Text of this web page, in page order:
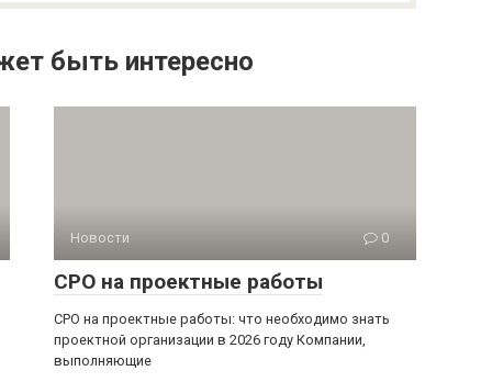
быть интересно
Новости 0
СРО на проектные работы
СРО на проектные работы: что необходимо знать
проектной организации в 2026 году Компании,
выполняющие